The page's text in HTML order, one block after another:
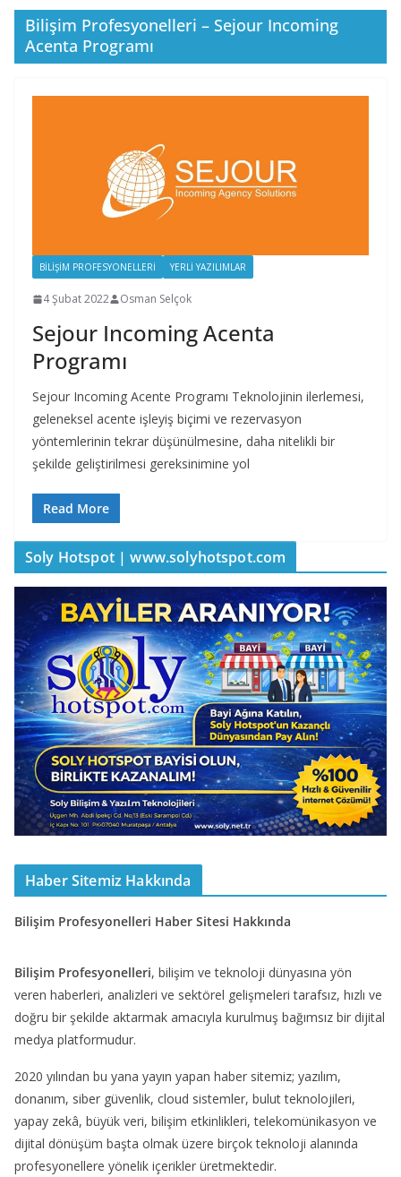
Bilişim Profesyonelleri – Sejour Incoming
Acenta Programı
BILIŞIM PROFESYONELLERI YERLI YAZILIMLAR
4 Şubat 2022 Osman Selçok
Sejour Incoming Acenta
Programı
Sejour Incoming Acente Programı Teknolojinin ilerlemesi,
geleneksel acente işleyiş biçimi ve rezervasyon
yöntemlerinin tekrar düşünülmesine, daha nitelikli bir
şekilde geliştirilmesi gereksinimine yol
Read More
Soly Hotspot | www.solyhotspot.com
Haber Sitemiz Hakkında
Bilişim Profesyonelleri Haber Sitesi Hakkında
Bilişim Profesyonelleri, bilişim ve teknoloji dünyasına yön
veren haberleri, analizleri ve sektörel gelişmeleri tarafsız, hızlı ve
doğru bir şekilde aktarmak amacıyla kurulmuş bağımsız bir dijital
medya platformudur.
2020 yılından bu yana yayın yapan haber sitemiz; yazılım,
donanım, siber güvenlik, cloud sistemler, bulut teknolojileri,
yapay zekâ, büyük veri, bilişim etkinlikleri, telekomünikasyon ve
dijital dönüşüm başta olmak üzere birçok teknoloji alanında
profesyonellere yönelik içerikler üretmektedir.